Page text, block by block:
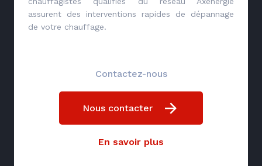
assurent des interventions rapides de dépannage
de votre chauffage.
Contactez-nous
Nous contacter
En savoir plus